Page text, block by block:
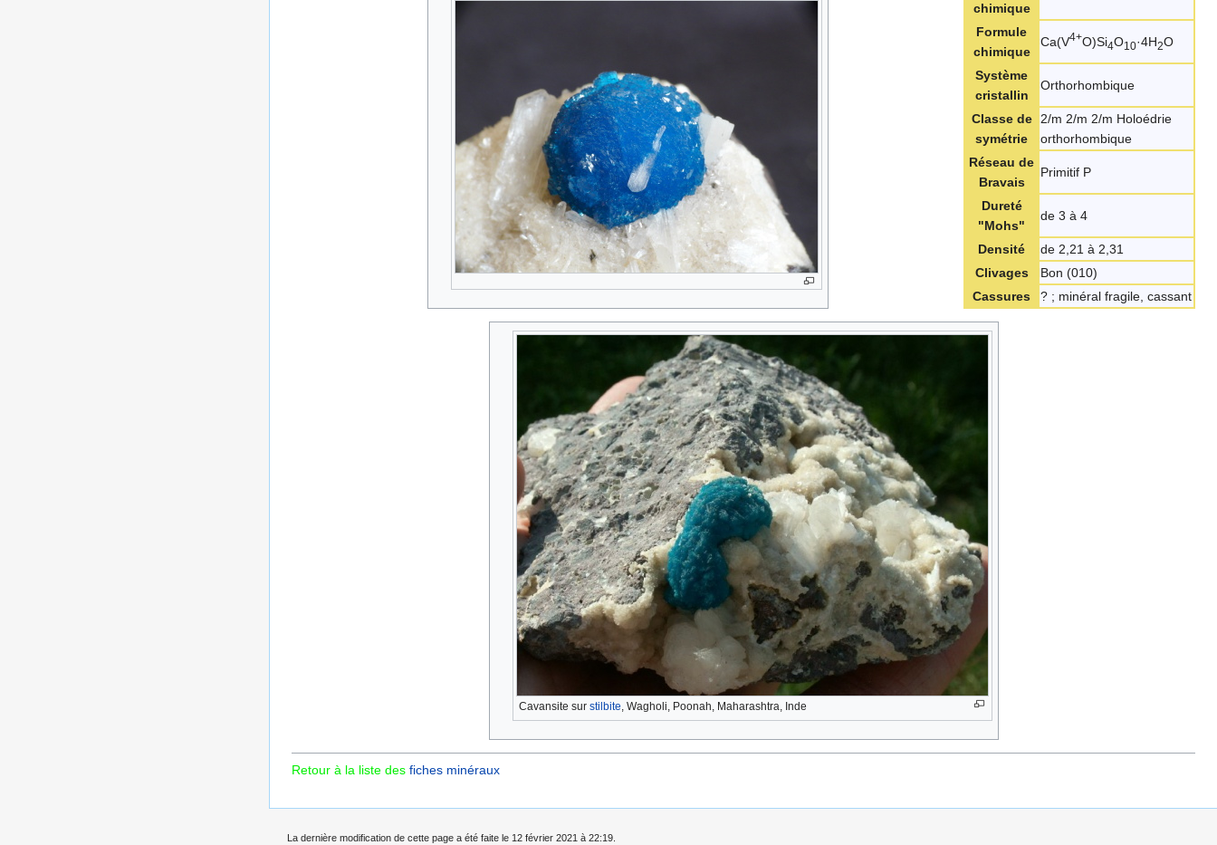
chimique
Formule
chimique
Ca(V4+O)Si4O10·4H2O
Système
cristallin
Orthorhombique
Classe de
symétrie
2/m 2/m 2/m Holoédrie
orthorhombique
Réseau de
Bravais
Primitif P
Dureté
"Mohs"
de 3 à 4
Densité
de 2,21 à 2,31
Clivages
Bon (010)
Cassures
? ; minéral fragile, cassant
Cavansite sur stilbite , Wagholi, Poonah, Maharashtra, Inde
Retour à la liste des fiches minéraux
La dernière modification de cette page a été faite le 12 février 2021 à 22:19.